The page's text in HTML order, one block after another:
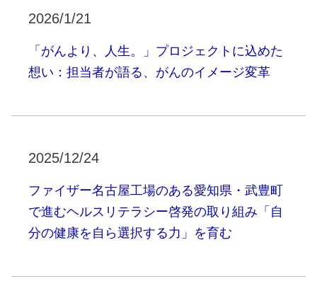
2026/1/21
「がんより、人生。」プロジェクトに込めた
想い：担当者が語る、がんのイメージ変革
2025/12/24
ファイザー名古屋工場のある愛知県・武豊町
で進むヘルスリテラシー啓発の取り組み「自
分の健康を自ら選択する力」を育む